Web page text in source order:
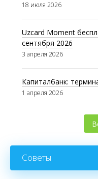
18 июля 2026
Uzcard Moment
сентября 2026
3 апреля 2026
Капиталбанк:
1 апреля 2026
Советы